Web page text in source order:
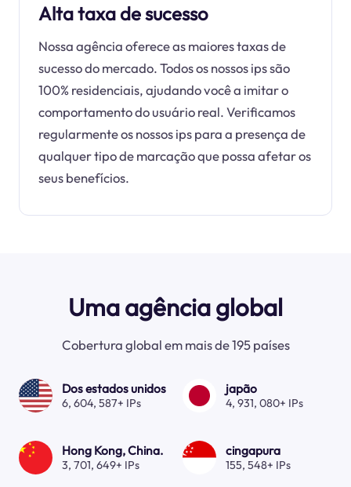
Alta taxa de sucesso
Nossa agência oferece as maiores taxas de
sucesso do mercado. Todos os nossos ips são
100% residenciais, ajudando você a imitar o
comportamento do usuário real. Verificamos
regularmente os nossos ips para a presença de
qualquer tipo de marcação que possa afetar os
seus benefícios.
Uma agência global
Cobertura global em mais de 195 países
Dos estados unidos
6, 604, 587+ IPs
japão
4, 931, 080+ IPs
Hong Kong, China.
3, 701, 649+ IPs
cingapura
155, 548+ IPs